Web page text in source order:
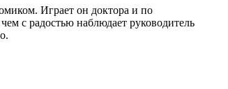
Играет он доктора и по
с радостью наблюдает руководитель